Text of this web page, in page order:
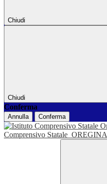
Chiudi
Chiudi
Conferma
Annulla Conferma
Comprensivo Statale OREGINA